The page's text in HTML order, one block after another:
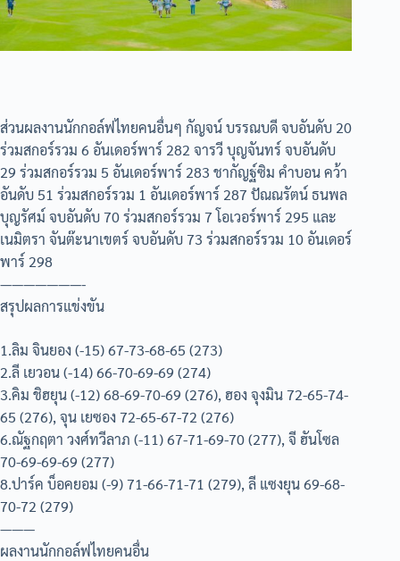
ส่วนผลงานนักกอล์ฟไทยคนอื่นๆ กัญจน์ บรรณบดี จบอันดับ 20
ร่วมสกอร์รวม 6 อันเดอร์พาร์ 282 จารวี บุญจันทร์ จบอันดับ
29 ร่วมสกอร์รวม 5 อันเดอร์พาร์ 283 ชากัญฐ์ซิม คำบอน คว้า
อันดับ 51 ร่วมสกอร์รวม 1 อันเดอร์พาร์ 287 ปัณณรัตน์ ธนพล
บุญรัศม์ จบอันดับ 70 ร่วมสกอร์รวม 7 โอเวอร์พาร์ 295 และ
เนมิตรา จันต๊ะนาเขตร์ จบอันดับ 73 ร่วมสกอร์รวม 10 อันเดอร์
พาร์ 298
———————-
สรุปผลการแข่งขัน
1.ลิม จินยอง (-15) 67-73-68-65 (273)
2.ลี เยวอน (-14) 66-70-69-69 (274)
3.คิม ชิฮยุน (-12) 68-69-70-69 (276), ฮอง จุงมิน 72-65-74-
65 (276), จุน เยซอง 72-65-67-72 (276)
6.ณัฐกฤตา วงศ์ทวีลาภ (-11) 67-71-69-70 (277), จี ฮันโซล
70-69-69-69 (277)
8.ปาร์ค บ็อคยอม (-9) 71-66-71-71 (279), ลี แซงยุน 69-68-
70-72 (279)
———
ผลงานนักกอล์ฟไทยคนอื่น